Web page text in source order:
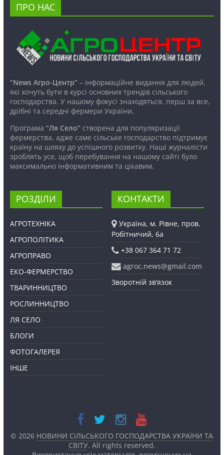
ПРО НАС
“News Агро-Центр”– інформаційне видання для людей,
які хочуть бути в курсі основних трендів сільського
господарства. У нашому фокусі знаходяться, перш за все,
дрібні та середні фермери України.
Програма “Ля Село”створена для популяризації
фермерства, адже саме сільське господарство підтримує
країну на шляху до успішного розвитку. Наші журналісти
зроблять усе, щоб перебування на нашому сайті було
максимально інформативним та цікавим.
РОЗДІЛИ
АГРОТЕХНІКА
АГРОПОЛІТИКА
АГРОПРАВО
ЕКО-ФЕРМЕРСТВО
ТВАРИННИЦТВО
РОСЛИННИЦТВО
ЛЯ СЕЛО
БЛОГИ
ФОТОГАЛЕРЕЯ
ІНШЕ
КОНТАКТИ
Україна, м. Рівне, пров.
Робітничий, 6а
+38 067 364 71 72
agroc.news@gmail.com
Зворотній зв’язок
© 2026 НОВИНИ СІЛЬСЬКОГО ГОСПОДАРСТВА УКРАЇНИ ТА
СВІТУ. All rights reserved.